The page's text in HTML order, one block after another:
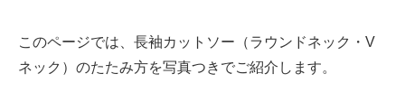
このページでは、長袖カットソー（ラウンドネック・V
ネック）のたたみ方を写真つきでご紹介します。